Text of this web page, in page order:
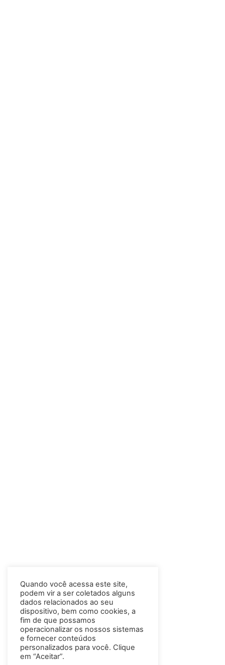
Quando você acessa este site,
podem vir a ser coletados alguns
dados relacionados ao seu
dispositivo, bem como cookies, a
fim de que possamos
operacionalizar os nossos sistemas
e fornecer conteúdos
personalizados para você. Clique
em “Aceitar”.